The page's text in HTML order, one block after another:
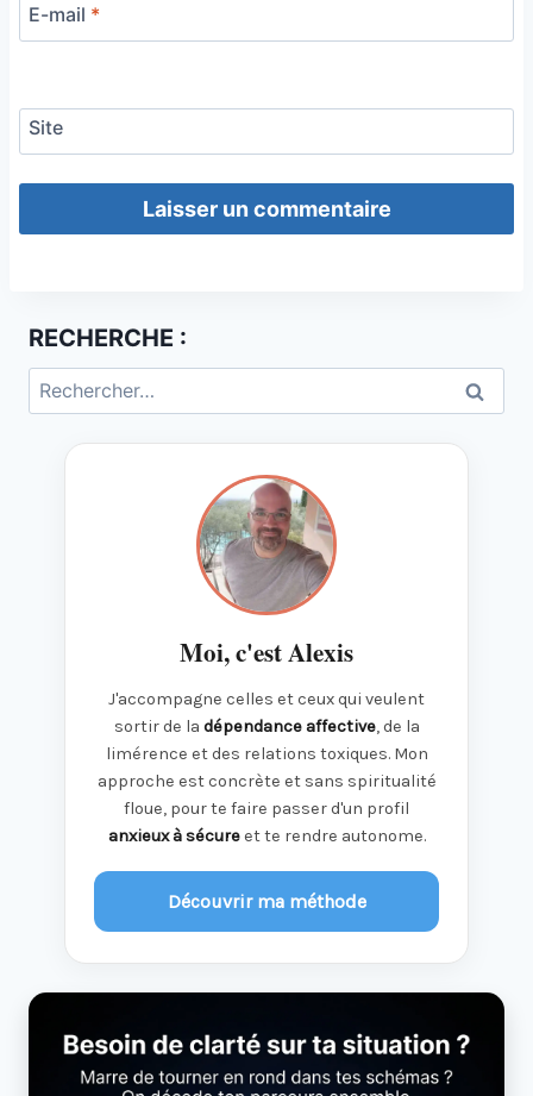
E-mail *
Site
RECHERCHE :
Rechercher :
Moi, c'est Alexis
J'accompagne celles et ceux qui veulent
sortir de la dépendance affective, de la
limérence et des relations toxiques. Mon
approche est concrète et sans spiritualité
floue, pour te faire passer d'un profil
anxieux à sécureet te rendre autonome.
Découvrir ma méthode